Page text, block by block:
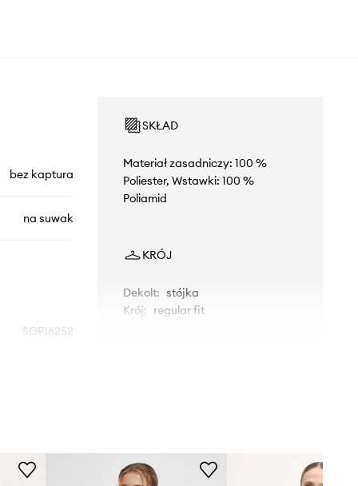
bez kaptura
na suwak
SGP16252
SKŁAD
Materiał zasadniczy: 100 %
Poliester, Wstawki: 100 %
Poliamid
KRÓJ
Dekolt: stójka
Krój: regular fit
Tabela rozmiarów